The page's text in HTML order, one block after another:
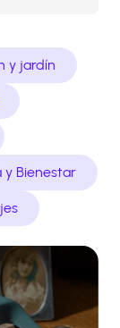
y jardín
y Bienestar